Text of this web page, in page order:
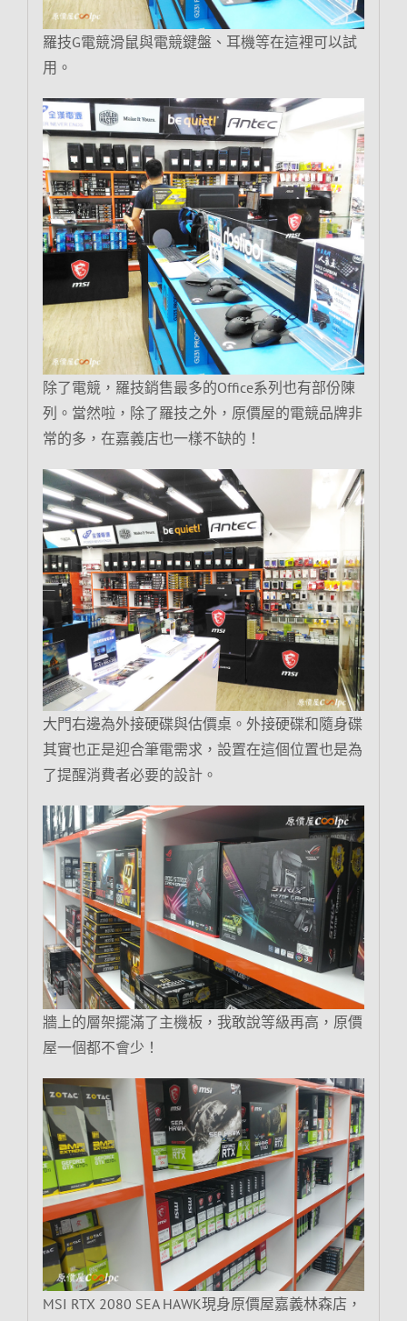
羅技G電競滑鼠與電競鍵盤、耳機等在這裡可以試
用。
除了電競，羅技銷售最多的Office系列也有部份陳
列。當然啦，除了羅技之外，原價屋的電競品牌非
常的多，在嘉義店也一樣不缺的！
大門右邊為外接硬碟與估價桌。外接硬碟和隨身碟
其實也正是迎合筆電需求，設置在這個位置也是為
了提醒消費者必要的設計。
牆上的層架擺滿了主機板，我敢說等級再高，原價
屋一個都不會少！
MSI RTX 2080 SEA HAWK現身原價屋嘉義林森店，